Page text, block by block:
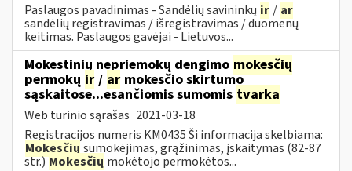
Paslaugos pavadinimas - Sandėlių savininkų ir / ar
sandėlių registravimas / išregistravimas / duomenų
keitimas. Paslaugos gavėjai - Lietuvos...
Mokestinių nepriemokų dengimo mokesčių
permokų ir / ar mokesčio skirtumo
sąskaitose...esančiomis sumomis tvarka
Web turinio sąrašas 2021-03-18
Registracijos numeris KM0435 Ši informacija skelbiama:
Mokesčių sumokėjimas, grąžinimas, įskaitymas (82-87
str.)Mokesčių mokėtojo permokėtos...